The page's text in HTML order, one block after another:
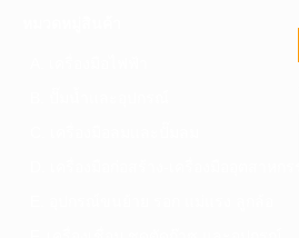
D. เครื่องมือก่อสร้าง-เครื่องมืออุตสาหก